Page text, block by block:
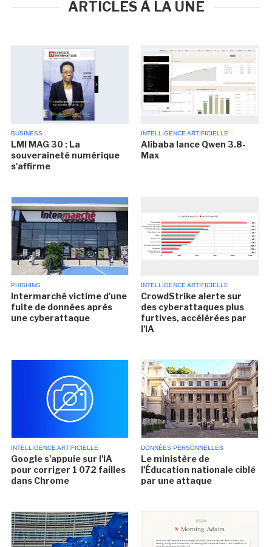
ARTICLES À LA UNE
BUSINESS
LMI MAG 30 : La
souveraineté numérique
s'affirme
INTELLIGENCE ARTIFICIELLE
Alibaba lance Qwen 3.8-
Max
PHISHING
Intermarché victime d'une
fuite de données après
une cyberattaque
INTELLIGENCE ARTIFICIELLE
CrowdStrike alerte sur
des cyberattaques plus
furtives, accélérées par
l'IA
INTELLIGENCE ARTIFICIELLE
Google s'appuie sur l'IA
pour corriger 1 072 failles
dans Chrome
DONNÉES PERSONNELLES
Le ministère de
l'Éducation nationale ciblé
par une attaque